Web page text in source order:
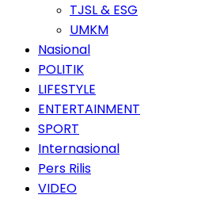
TJSL & ESG
UMKM
Nasional
POLITIK
LIFESTYLE
ENTERTAINMENT
SPORT
Internasional
Pers Rilis
VIDEO